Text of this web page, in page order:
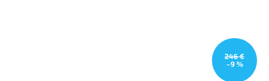
246 €
–9 %